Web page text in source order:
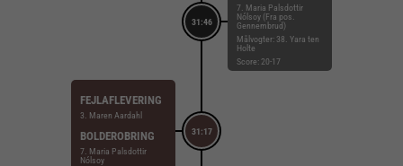
31:46
7. Maria Palsdottir
Nólsoy (Fra pos.
Gennembrud)
Målvogter: 38. Yara ten
Holte
Score: 20-17
31:17
FEJLAFLEVERING
3. Maren Aardahl
BOLDEROBRING
7. Maria Palsdottir
Nólsoy